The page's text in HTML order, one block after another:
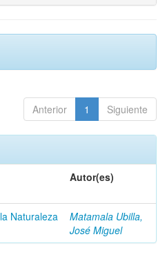
Anterior 1 Siguiente
Autor(es)
Naturaleza
Matamala Ubilla,
José Miguel